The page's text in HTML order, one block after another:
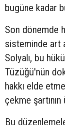
bugüne kadar
Son dönemde
sisteminde art
Solyalı, bu
Tüzüğü'nün
hakkı elde
çekme
Bu